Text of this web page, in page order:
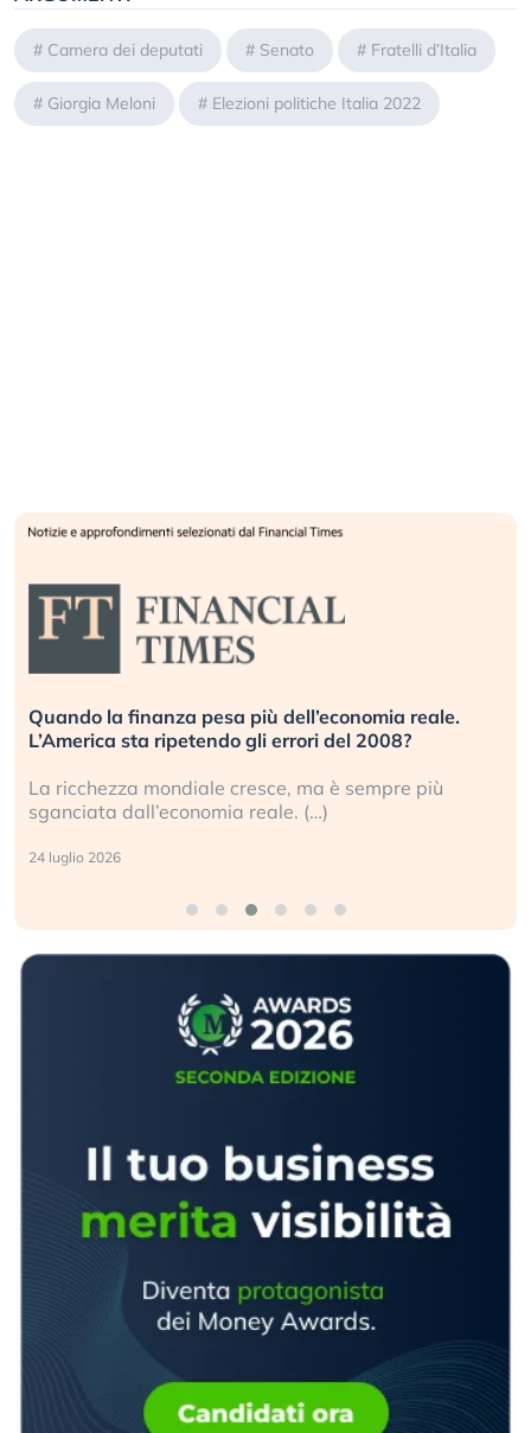
# Camera dei deputati # Senato # Fratelli d’Italia
# Giorgia Meloni # Elezioni politiche Italia 2022
Quando la finanza pesa più dell’economia reale.
L’America sta ripetendo gli errori del 2008?
La ricchezza mondiale cresce, ma è sempre più
sganciata dall’economia reale. (…)
24 luglio 2026